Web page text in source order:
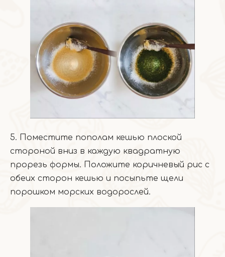
5. Поместите пополам кешью плоской
стороной вниз в каждую квадратную
прорезь формы. Положите коричневый рис с
обеих сторон кешью и посыпьте щели
порошком морских водорослей.